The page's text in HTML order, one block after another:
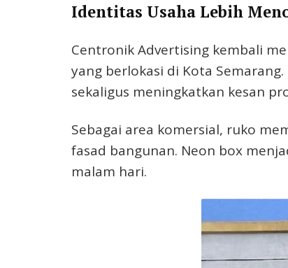
Identitas Usaha Lebih
Centronik Advertising kembali
yang berlokasi di Kota
sekaligus meningkatkan kesan
Sebagai area komersial, ruko
fasad bangunan. Neon box
malam hari.